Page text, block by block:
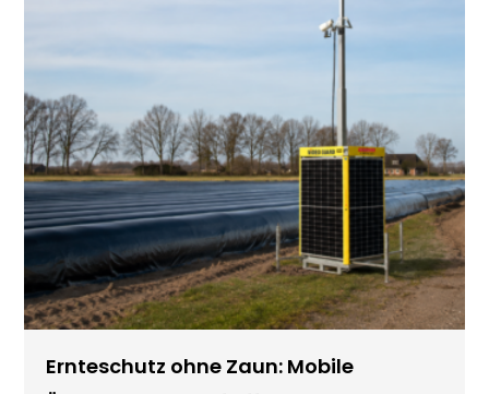
Ernteschutz ohne Zaun: Mobile